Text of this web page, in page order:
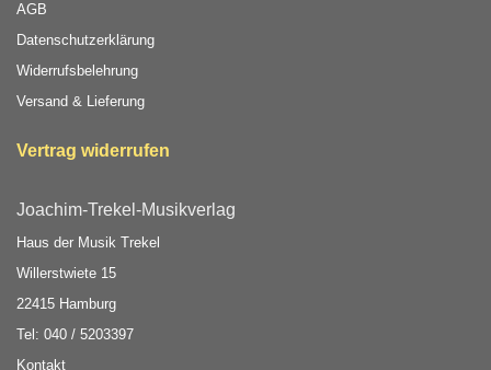
AGB
Datenschutzerklärung
Widerrufsbelehrung
Versand & Lieferung
Vertrag widerrufen
Joachim-Trekel-Musikverlag
Haus der Musik Trekel
Willerstwiete 15
22415 Hamburg
Tel: 040 / 5203397
Kontakt